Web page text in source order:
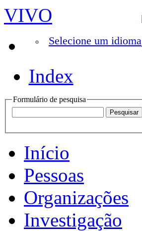
VIVO
Selecione um idioma
Index
Formulário de pesquisa
Início
Pessoas
Organizações
Investigação